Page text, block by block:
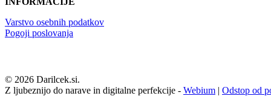
Varstvo osebnih podatkov
Pogoji poslovanja
© 2026 Darilcek.si.
Z ljubeznijo do narave in digitalne perfekcije - Webium | Odstop od